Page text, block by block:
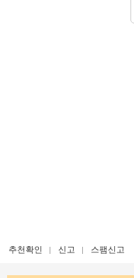
추천확인 신고 스팸신고